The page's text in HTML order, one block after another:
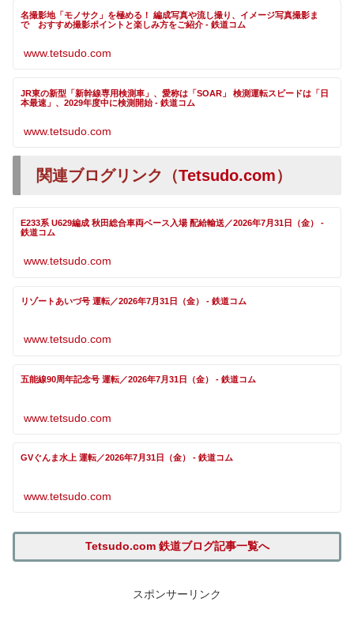
名撮影地「モノサク」を極める！ 編成写真や流し撮り、イメージ写真撮影ま
で おすすめ撮影ポイントと楽しみ方をご紹介 - 鉄道コム
www.tetsudo.com
JR東の新型「新幹線専用検測車」、愛称は「SOAR」 検測運転スピードは「日
本最速」、2029年度中に検測開始 - 鉄道コム
www.tetsudo.com
関連ブログリンク（Tetsudo.com）
E233系 U629編成 秋田総合車両ベース入場 配給輸送／2026年7月31日（金） -
鉄道コム
www.tetsudo.com
リゾートあいづ号 運転／2026年7月31日（金） - 鉄道コム
www.tetsudo.com
五能線90周年記念号 運転／2026年7月31日（金） - 鉄道コム
www.tetsudo.com
GVぐんま水上 運転／2026年7月31日（金） - 鉄道コム
www.tetsudo.com
Tetsudo.com 鉄道ブログ記事一覧へ
スポンサーリンク